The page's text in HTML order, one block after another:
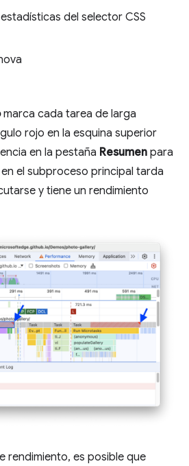
del selector CSS
marca cada tarea de larga
rojo en la esquina superior
en la pestaña Resumen para
el subproceso principal tarda
y tiene un rendimiento
rendimiento, es posible que